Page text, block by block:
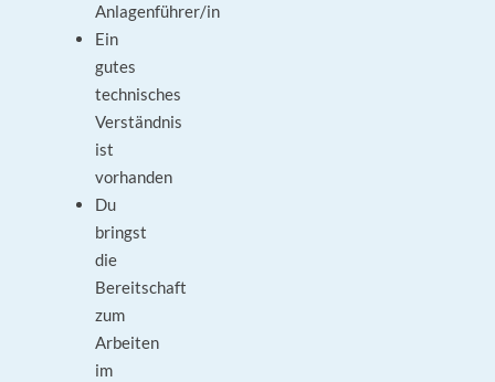
Anlagenführer/in
Ein
gutes
technisches
Verständnis
ist
vorhanden
Du
bringst
die
Bereitschaft
zum
Arbeiten
im